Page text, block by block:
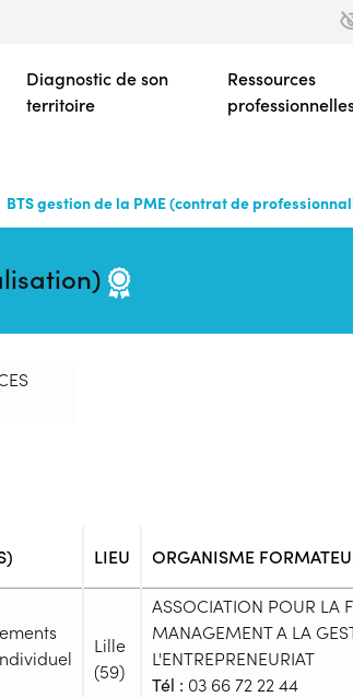
contenu
principal
Diagnostic de son
territoire
Ressources
BTS gestion de la PME (contrat de
LIEU ORGANISME
Lille
(59)
ASSOCIATION POUR LA
MANAGEMENT A LA
L'ENTREPRENEURIAT
Tél : 03 66 72 22 44